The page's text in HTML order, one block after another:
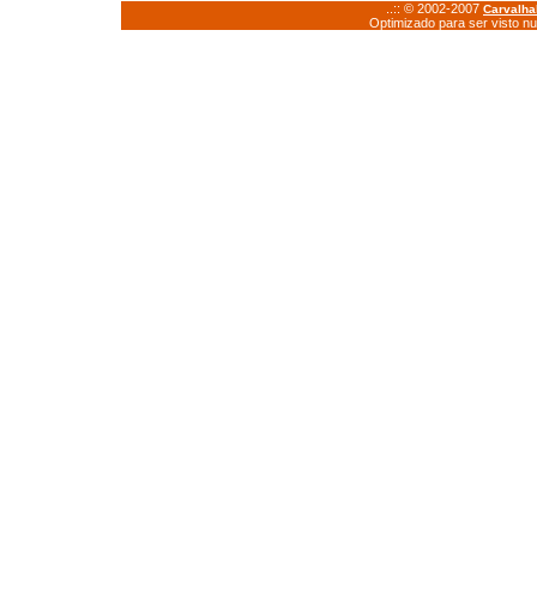
..:: © 2002-2007
Optimizado para ser visto